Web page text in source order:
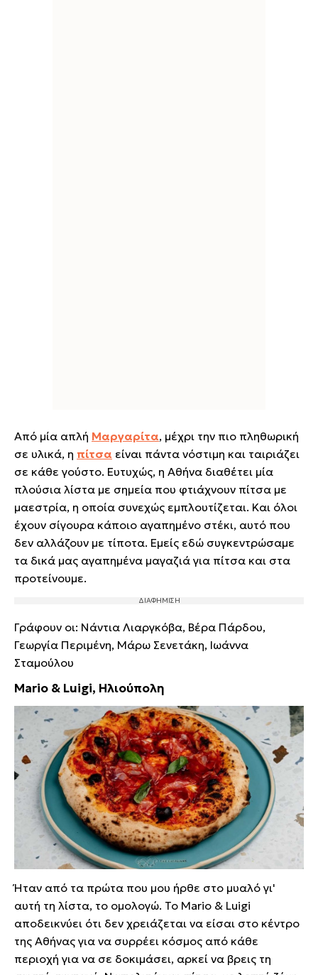
Από μία απλή Μαργαρίτα, μέχρι την πιο πληθωρική
σε υλικά, η πίτσα είναι πάντα νόστιμη και ταιριάζει
σε κάθε γούστο. Ευτυχώς, η Αθήνα διαθέτει μία
πλούσια λίστα με σημεία που φτιάχνουν πίτσα με
μαεστρία, η οποία συνεχώς εμπλουτίζεται. Και όλοι
έχουν σίγουρα κάποιο αγαπημένο στέκι, αυτό που
δεν αλλάζουν με τίποτα. Εμείς εδώ συγκεντρώσαμε
τα δικά μας αγαπημένα μαγαζιά για πίτσα και στα
προτείνουμε.
Γράφουν οι: Νάντια Λιαργκόβα, Βέρα Πάρδου,
Γεωργία Περιμένη, Μάρω Σενετάκη, Ιωάννα
Σταμούλου
Mario & Luigi, Ηλιούπολη
Ήταν από τα πρώτα που μου ήρθε στο μυαλό γι'
αυτή τη λίστα, το ομολογώ. Το Mario & Luigi
αποδεικνύει ότι δεν χρειάζεται να είσαι στο κέντρο
της Αθήνας για να συρρέει κόσμος από κάθε
περιοχή για να σε δοκιμάσει, αρκεί να βρεις τη